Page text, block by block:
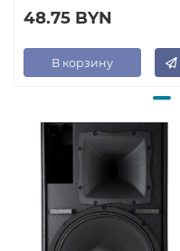
48.75 BYN
В корзину